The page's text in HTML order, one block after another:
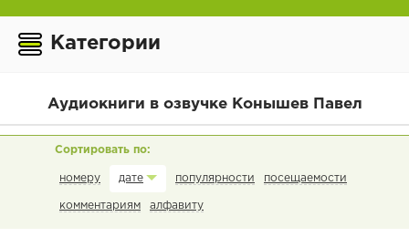
Категории
Аудиокниги в озвучке Конышев Павел
номеру дате популярности посещаемости
комментариям алфавиту